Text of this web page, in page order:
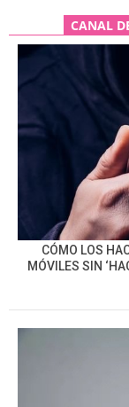
CANAL
CÓMO LOS
MÓVILES SIN